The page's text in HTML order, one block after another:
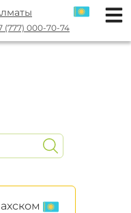
(777) 000-70-74